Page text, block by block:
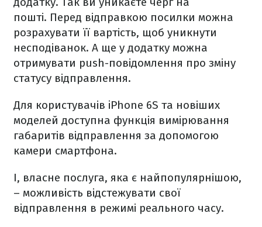
пошті. Перед відправкою посилки можна
розрахувати її вартість, щоб уникнути
несподіванок. А ще у додатку можна
отримувати push-повідомлення про зміну
статусу відправлення.
Для користувачів iPhone 6S та новіших
моделей доступна функція вимірювання
габаритів відправлення за допомогою
камери смартфона.
І, власне послуга, яка є найпопулярнішою,
– можливість відстежувати свої
відправлення в режимі реального часу.